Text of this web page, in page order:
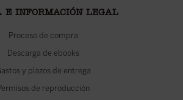
E INFORMACIÓN LEGAL
Proceso de compra
Descarga de ebooks
y plazos de entrega
de reproducción